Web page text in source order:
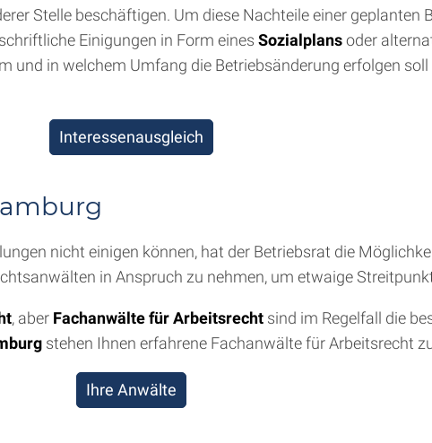
Stelle beschäftigen. Um diese Nachteile einer geplanten
Einigungen in Form eines Sozialplansoder
und in welchem Umfang die Betriebsänderung erfolgen
Interessenausgleich
nicht einigen können, hat der Betriebsrat die
in Anspruch zu nehmen, um etwaige
, aber Fachanwälte für Arbeitsrecht sind im Regelfall die
stehen Ihnen erfahrene Fachanwälte für Arbeitsrecht
Ihre Anwälte